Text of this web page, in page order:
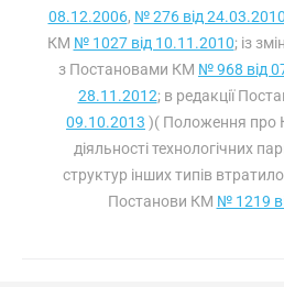
08.12.2006, № 276 від 24.03.2010
КМ № 1027 від 10.11.2010; із
з Постановами КМ № 968 від
28.11.2012; в редакції
09.10.2013 )( Положення про
діяльності технологічних
структур інших типів
Постанови КМ № 1219